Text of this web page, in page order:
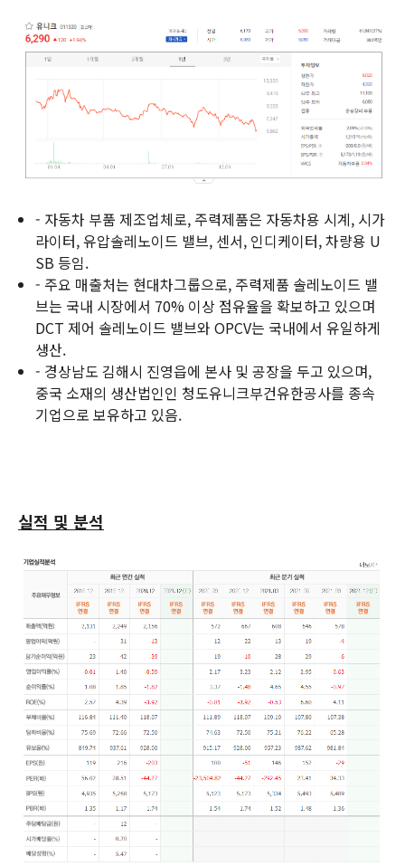
- 자동차 부품 제조업체로, 주력제품은 자동차용 시계, 시가
라이터, 유압솔레노이드 밸브, 센서, 인디케이터, 차량용 U
SB 등임.
- 주요 매출처는 현대차그룹으로, 주력제품 솔레노이드 밸
브는 국내 시장에서 70% 이상 점유율을 확보하고 있으며
DCT 제어 솔레노이드 밸브와 OPCV는 국내에서 유일하게
생산.
- 경상남도 김해시 진영읍에 본사 및 공장을 두고 있으며,
중국 소재의 생산법인인 청도유니크부건유한공사를 종속
기업으로 보유하고 있음.
실적 및 분석